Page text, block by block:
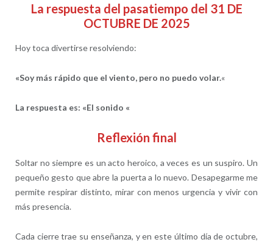
La respuesta del pasatiempo del 31 DE
OCTUBRE DE 2025
Hoy toca divertirse resolviendo:
«Soy más rápido que el viento, pero no puedo volar.«
La respuesta es: «El sonido «
Reflexión final
Soltar no siempre es un acto heroico, a veces es un suspiro. Un
pequeño gesto que abre la puerta a lo nuevo. Desapegarme me
permite respirar distinto, mirar con menos urgencia y vivir con
más presencia.
Cada cierre trae su enseñanza, y en este último día de octubre,